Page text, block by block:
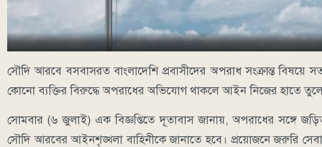
সৌদি আরবে বসবাসরত বাংলাদেশি প্রবাসীদের অপরাধ সংক্রান্ত বিষয়ে
কোনো ব্যক্তির বিরুদ্ধে অপরাধের অভিযোগ থাকলে আইন নিজের হাতে
সোমবার (৬ জুলাই) এক বিজ্ঞপ্তিতে দূতাবাস জানায়, অপরাধের সঙ্গে
সৌদি আরবের আইনশৃঙ্খলা বাহিনীকে জানাতে হবে। প্রয়োজনে জরুরি